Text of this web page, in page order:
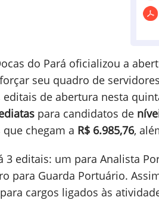
do Pará oficializou a
seu quadro de
de abertura nesta
para candidatos de
chegam a R$ 6.985,76,
3 editais: um para Analista
para Guarda Portuário.
cargos ligados às